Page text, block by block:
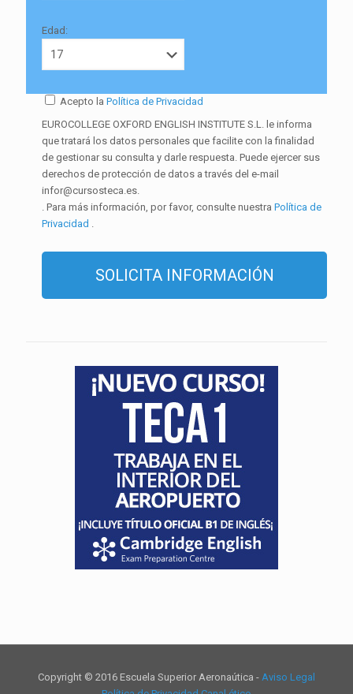
Edad:
Acepto la Política de Privacidad
EUROCOLLEGE OXFORD ENGLISH INSTITUTE S.L. le informa
que tratará los datos personales que facilite con la finalidad
de gestionar su consulta y darle respuesta. Puede ejercer sus
derechos de protección de datos a través del e-mail
infor@cursosteca.es.
. Para más información, por favor, consulte nuestra Política de
Privacidad
Copyright © 2016 Escuela Superior Aeronaútica - Aviso Legal